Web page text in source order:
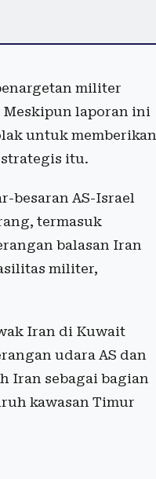
militer
Meskipun laporan ini
untuk memberikan
itu.
besaran AS-Israel
termasuk
balasan Iran
militer,
Iran di Kuwait
udara AS dan
Iran sebagai bagian
kawasan Timur